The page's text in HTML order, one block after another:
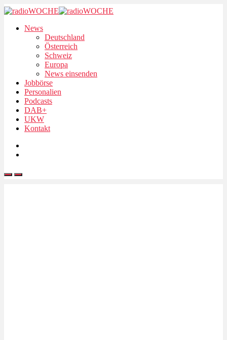
News
Deutschland
Österreich
Schweiz
Europa
News einsenden
Jobbörse
Personalien
Podcasts
DAB+
UKW
Kontakt